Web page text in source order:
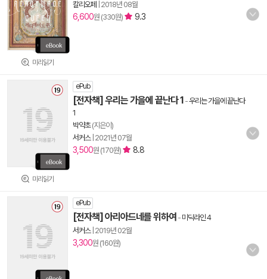
미리읽기
칼리오페
2018년 08월
6,600원 (330원) 9.3
미리읽기
ePub
[전자책] 우리는 가을에 끝난다 1 -우리는 가을에 끝난다
1
박약초(지은이)
서커스| 2021년 07월
3,500원 (170원) 8.8
ePub
[전자책] 아리아드네를 위하여 - 미딕라인 4
서커스| 2019년 02월
3,300원 (160원)